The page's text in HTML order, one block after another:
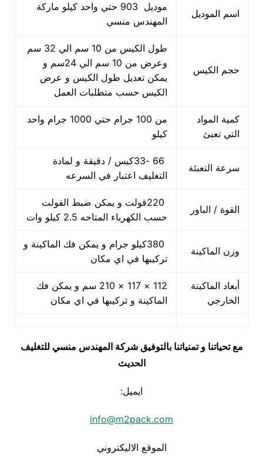
اسم الموديل
موديل 903 حتي واحد كيلو ماركة
المهندس منسي
حجم الكيس
طول الكيس من 10 سم الي 32 سم
وعرض من 10 سم الي 24سم و
يمكن تعديل طول الكيس و عرض
الكيس حسب متطلبات العمل
كمية المواد
التي تعبئ
من 100 جرام حتي 1000 جرام واحد
كيلو
سرعة التعبئة
66 -33كيس / دقيقة و لمادة
التغليف اعتبار في السرعه
القوة / الباور
220فولت و يمكن ضبط الفولت
حسب الكهرباء المتاحه 2.5 كيلو وات
وزن الماكينة
380كيلو جرام و يمكن فك الماكينة و
تركيبها في اي مكان
أبعاد الماكينة
الخارجي
112 × 117 × 210 سم و يمكن فك
الماكينة و تركيبها في اي مكان
مع تحياتنا و تمنياتنا بالتوفيق شركة المهندس منسي للتغليف
الحديث
ايميل:
info@m2pack.com
الموقع الاليكتروني